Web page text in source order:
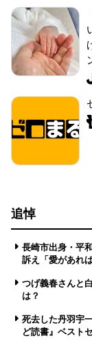
追悼
長崎市出身・平
訴え「愛があれ
つげ義春さんと
は？
死去した丹羽宇
ど読書』ベスト